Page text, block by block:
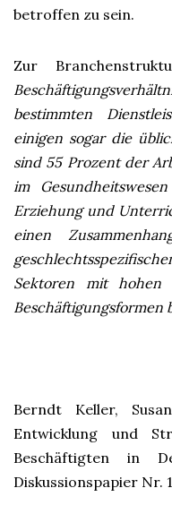
betroffen zu sein.
Zur
bestimmten
einigen sogar die
sind 55 Prozent der
im
Erziehung und
einen
Sektoren mit hohen
Beschäftigungsformen
Berndt Keller,
Entwicklung und
Beschäftigten in
Diskussionspapier Nr.